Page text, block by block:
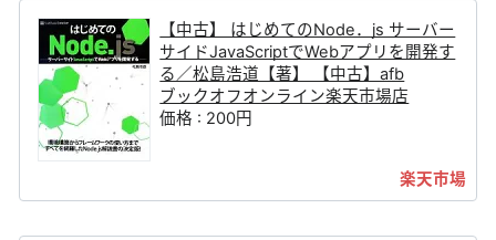
【中古】 はじめてのNode．js サーバー
サイドJavaScriptでWebアプリを開発す
る／松島浩道【著】 【中古】afb
ブックオフオンライン楽天市場店
価格 : 200円